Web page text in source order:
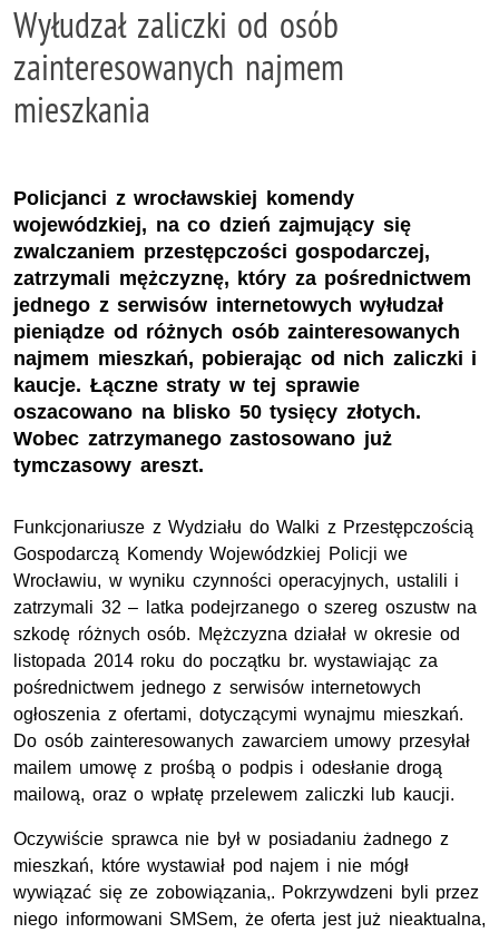
Wyłudzał zaliczki od osób
zainteresowanych najmem
mieszkania
Policjanci z wrocławskiej komendy
wojewódzkiej, na co dzień zajmujący się
zwalczaniem przestępczości gospodarczej,
zatrzymali mężczyznę, który za pośrednictwem
jednego z serwisów internetowych wyłudzał
pieniądze od różnych osób zainteresowanych
najmem mieszkań, pobierając od nich zaliczki i
kaucje. Łączne straty w tej sprawie
oszacowano na blisko 50 tysięcy złotych.
Wobec zatrzymanego zastosowano już
tymczasowy areszt.
Funkcjonariusze z Wydziału do Walki z Przestępczością
Gospodarczą Komendy Wojewódzkiej Policji we
Wrocławiu, w wyniku czynności operacyjnych, ustalili i
zatrzymali 32 – latka podejrzanego o szereg oszustw na
szkodę różnych osób. Mężczyzna działał w okresie od
listopada 2014 roku do początku br. wystawiając za
pośrednictwem jednego z serwisów internetowych
ogłoszenia z ofertami, dotyczącymi wynajmu mieszkań.
Do osób zainteresowanych zawarciem umowy przesyłał
mailem umowę z prośbą o podpis i odesłanie drogą
mailową, oraz o wpłatę przelewem zaliczki lub kaucji.
Oczywiście sprawca nie był w posiadaniu żadnego z
mieszkań, które wystawiał pod najem i nie mógł
wywiązać się ze zobowiązania,. Pokrzywdzeni byli przez
niego informowani SMSem, że oferta jest już nieaktualna,